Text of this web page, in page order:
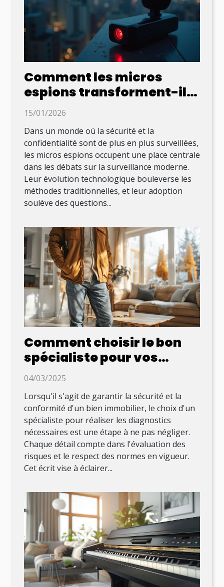
Comment les micros
espions transforment-ils
la surveillance moderne ?
15/01/2026
Dans un monde où la sécurité et la
confidentialité sont de plus en plus surveillées,
les micros espions occupent une place centrale
dans les débats sur la surveillance moderne.
Leur évolution technologique bouleverse les
méthodes traditionnelles, et leur adoption
soulève des questions...
Comment choisir le bon
spécialiste pour vos
diagnostics immobiliers ?
04/03/2025
Lorsqu'il s'agit de garantir la sécurité et la
conformité d'un bien immobilier, le choix d'un
spécialiste pour réaliser les diagnostics
nécessaires est une étape à ne pas négliger.
Chaque détail compte dans l'évaluation des
risques et le respect des normes en vigueur.
Cet écrit vise à éclairer...